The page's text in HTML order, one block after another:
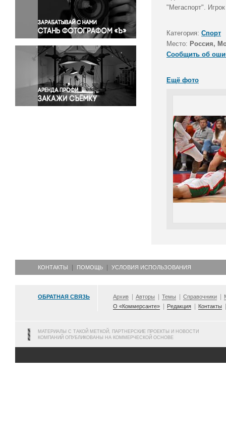
Правосудие
Происшествия и конфликты
Религия
Светская жизнь
Спорт
Экология
Экономика и бизнес
"Мегаспорт".
Категория: Спорт
Место: Россия,
Сообщить об
Ещё фото
КОНТАКТЫ ПОМОЩЬ УСЛОВИЯ ИСПОЛЬЗОВАНИЯ
ОБРАТНАЯ СВЯЗЬ Архив Авторы Темы Справочники
О «Коммерсанте»
Редакция Контакты
МАТЕРИАЛЫ С ТАКОЙ МЕТКОЙ, ПАРТНЕРСКИЕ ПРОЕКТЫ И НОВОСТИ
КОМПАНИЙ ОПУБЛИКОВАНЫ НА КОММЕРЧЕСКОЙ ОСНОВЕ